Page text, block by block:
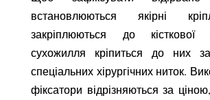
встановлюються якірні
закріплюються до
сухожилля кріпиться до них
спеціальних хірургічних ниток.
фіксатори відрізняються за